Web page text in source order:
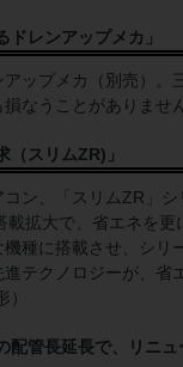
ドレンアップメカ」
ップメカ（別売）。
なうことがありませ
（スリムZR)」
コン、「スリムZR」
載拡大で、省エネを
種に搭載させ、シリ
テクノロジーが、省
配管長延長で、リニ